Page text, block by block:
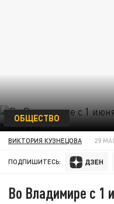
ОБЩЕСТВО
ВИКТОРИЯ КУЗНЕЦОВА 29
ПОДПИШИТЕСЬ:
Во Владимире с 1